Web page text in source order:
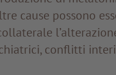
cause possono
conflitti